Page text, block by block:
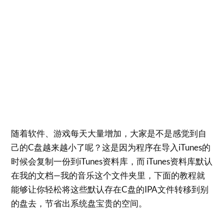
随着软件、游戏每天大量增加，大家是不是感觉到自
己的C盘越来越小了呢？这是因为程序在导入iTunes的
时候会复制一份到iTunes资料库，而 iTunes资料库默认
在我的文档—我的音乐这个文件夹里，下面的教程就
能够让你轻松将这些默认存在C盘的IPA文件转移到别
的盘去，节省出系统盘宝贵的空间。